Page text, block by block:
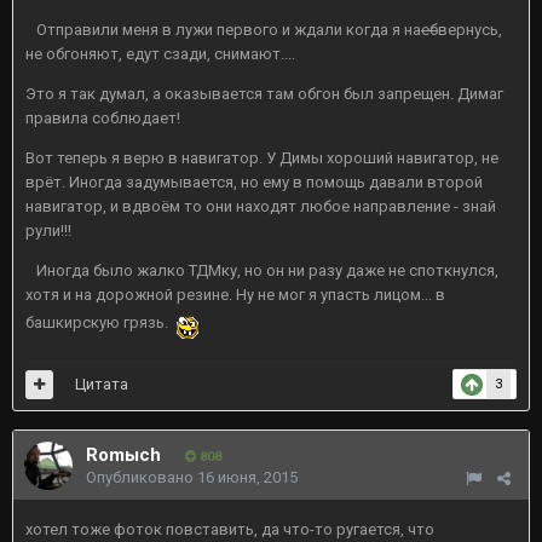
Отправили меня в лужи первого и ждали когда я наебвернусь,
не обгоняют, едут сзади, снимают....
Это я так думал, а оказывается там обгон был запрещен. Димаг
правила соблюдает!
Вот теперь я верю в навигатор. У Димы хороший навигатор, не
врёт. Иногда задумывается, но ему в помощь давали второй
навигатор, и вдвоём то они находят любое направление - знай
рули!!!
Иногда было жалко ТДМку, но он ни разу даже не споткнулся,
хотя и на дорожной резине. Ну не мог я упасть лицом... в
башкирскую грязь.
3
Цитата
Romыch 808
Опубликовано 16 июня, 2015
хотел тоже фоток повставить, да что-то ругается, что